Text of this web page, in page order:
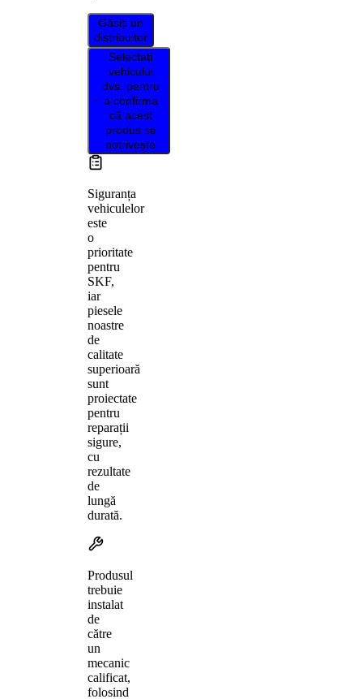
Găsiți un
distribuitor
Selectați
vehiculul
dvs. pentru
a confirma
că acest
produs se
potrivește
Siguranța
vehiculelor
este
o
prioritate
pentru
SKF,
iar
piesele
noastre
de
calitate
superioară
sunt
proiectate
pentru
reparații
sigure,
cu
rezultate
de
lungă
durată.
Produsul
trebuie
instalat
de
către
un
mecanic
calificat,
folosind